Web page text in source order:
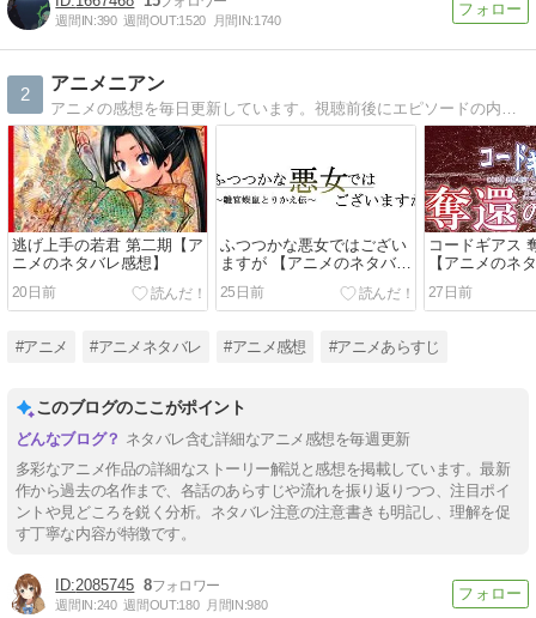
週間IN:390 週間OUT:1520 月間IN:1740
2
アニメニアン
アニメの感想を毎日更新しています。視聴前後にエピソードの内容を確認したい人、あらすじを知りたい人、見逃した人向けの内容になっています。
逃げ上手の若君 第二期【ア
ニメのネタバレ感想】
20日前
ふつつかな悪女ではござい
ますが 【アニメのネタバレ
感想】
25日前
コードギアス
【アニメのネ
27日前
#アニメ #アニメネタバレ #アニメ感想 #アニメあらすじ
このブログのここがポイント
ネタバレ含む詳細なアニメ感想を毎週更新
多彩なアニメ作品の詳細なストーリー解説と感想を掲載しています。最新
作から過去の名作まで、各話のあらすじや流れを振り返りつつ、注目ポイ
ントや見どころを鋭く分析。ネタバレ注意の注意書きも明記し、理解を促
す丁寧な内容が特徴です。
2085745 8
週間IN:240 週間OUT:180 月間IN:980